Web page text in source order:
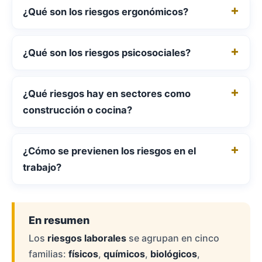
¿Qué son los riesgos ergonómicos?
¿Qué son los riesgos psicosociales?
¿Qué riesgos hay en sectores como
construcción o cocina?
¿Cómo se previenen los riesgos en el
trabajo?
En resumen
Los riesgos laborales se agrupan en cinco
familias: físicos, químicos, biológicos,